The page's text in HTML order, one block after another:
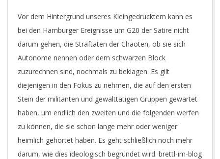
Vor dem Hintergrund unseres Kleingedrucktem kann es
bei den Hamburger Ereignisse um G20 der Satire nicht
darum gehen, die Straftaten der Chaoten, ob sie sich
Autonome nennen oder dem schwarzen Block
zuzurechnen sind, nochmals zu beklagen. Es gilt
diejenigen in den Fokus zu nehmen, die auf den ersten
Stein der militanten und gewalttätigen Gruppen gewartet
haben, um endlich den zweiten und die folgenden werfen
zu können, die sie schon lange mehr oder weniger
heimlich gehortet haben. Es geht schließlich noch mehr
darum, wie dies ideologisch begründet wird. brettl-im-blog